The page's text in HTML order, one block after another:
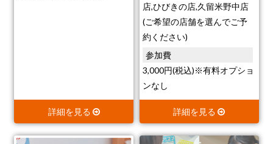
詳細を見る
店,ひびきの店,久留米野中店
(ご希望の店舗を選んでご予
約ください)
参加費
3,000円(税込)※有料オプショ
ンなし
詳細を見る